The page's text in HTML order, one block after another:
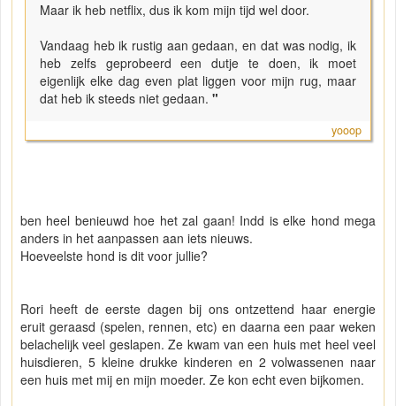
Maar ik heb netflix, dus ik kom mijn tijd wel door.
Vandaag heb ik rustig aan gedaan, en dat was nodig, ik
heb zelfs geprobeerd een dutje te doen, ik moet
eigenlijk elke dag even plat liggen voor mijn rug, maar
dat heb ik steeds niet gedaan. "
yooop
ben heel benieuwd hoe het zal gaan! Indd is elke hond mega
anders in het aanpassen aan iets nieuws.
Hoeveelste hond is dit voor jullie?
Rori heeft de eerste dagen bij ons ontzettend haar energie
eruit geraasd (spelen, rennen, etc) en daarna een paar weken
belachelijk veel geslapen. Ze kwam van een huis met heel veel
huisdieren, 5 kleine drukke kinderen en 2 volwassenen naar
een huis met mij en mijn moeder. Ze kon echt even bijkomen.